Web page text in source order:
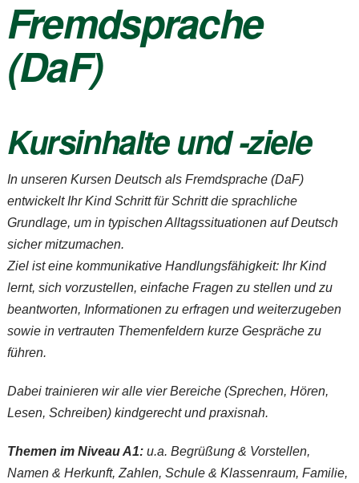
Fremdsprache
(DaF)
Kursinhalte und -ziele
In unseren Kursen Deutsch als Fremdsprache (DaF)
entwickelt Ihr Kind Schritt für Schritt die sprachliche
Grundlage, um in typischen Alltagssituationen auf Deutsch
sicher mitzumachen.
Ziel ist eine kommunikative Handlungsfähigkeit: Ihr Kind
lernt, sich vorzustellen, einfache Fragen zu stellen und zu
beantworten, Informationen zu erfragen und weiterzugeben
sowie in vertrauten Themenfeldern kurze Gespräche zu
führen.
Dabei trainieren wir alle vier Bereiche (Sprechen, Hören,
Lesen, Schreiben) kindgerecht und praxisnah.
Themen im Niveau A1: u.a. Begrüßung & Vorstellen,
Namen & Herkunft, Zahlen, Schule & Klassenraum, Familie,
Bitte akzeptieren Sie
Bitte akzeptieren Sie
unsere
Bitte akzeptieren Sie
unsere
Datenschutzerklärung.